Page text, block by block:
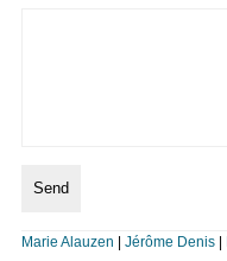
Marie Alauzen Jérôme Denis|